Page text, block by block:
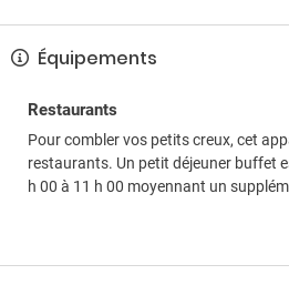
Équipements
Restaurants
Pour combler vos petits creux, cet
restaurants. Un petit déjeuner buffet
h 00 à 11 h 00 moyennant un